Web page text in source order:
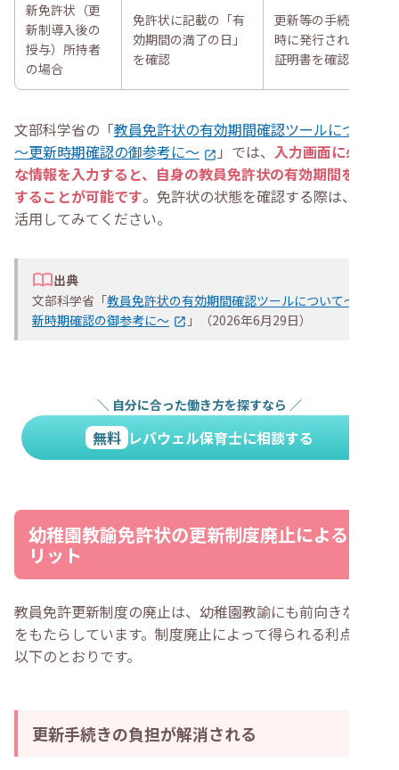
新免許状（更
新制導入後の
授与）所持者
の場合
免許状に記載の「有
効期間の満了の日」
を確認
更新等の手続き
時に発行された
証明書を確認
文部科学省の「教員免許状の有効期間確認ツールについて
～更新時期確認の御参考に～
」では、 入力画面に必要
な情報を入力すると、自身の教員免許状の有効期間を確認
することが可能です。免許状の状態を確認する際は、ぜひ
活用してみてください。
出典
文部科学省「教員免許状の有効期間確認ツールについて～更
新時期確認の御参考に～
」（2026年6月29日）
＼ 自分に合った働き方を探すなら ／
無料 レバウェル保育士に相談する
幼稚園教諭免許状の更新制度廃止によるメ
リット
教員免許更新制度の廃止は、幼稚園教諭にも前向きな変化
をもたらしています。制度廃止によって得られる利点は、
以下のとおりです。
更新手続きの負担が解消される